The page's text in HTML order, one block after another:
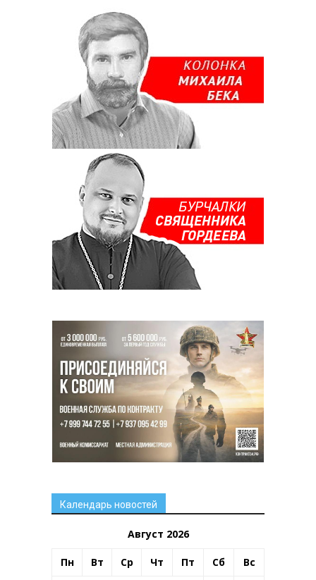
Календарь новостей
Август 2026
Пн Вт Ср Чт Пт Сб Вс